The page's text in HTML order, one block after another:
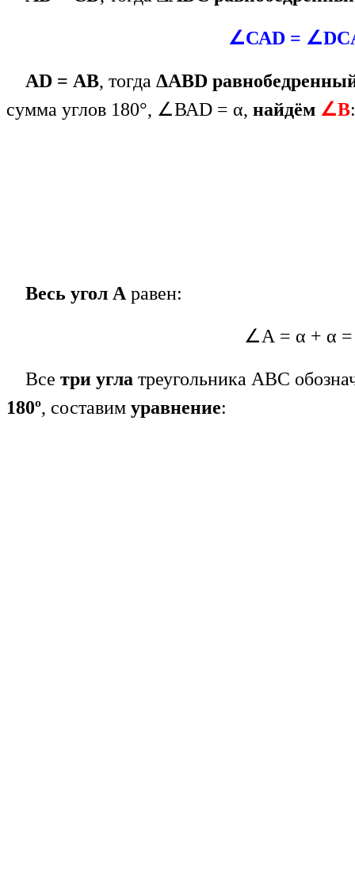
∠САD =
AD = АВ, тогда ΔAВD
сумма углов 180°, ∠ВАD = α, найдём ∠В:
Весь угол Аравен:
∠А = α + α
Все три угла треугольника АВС
180º, составим уравнение: